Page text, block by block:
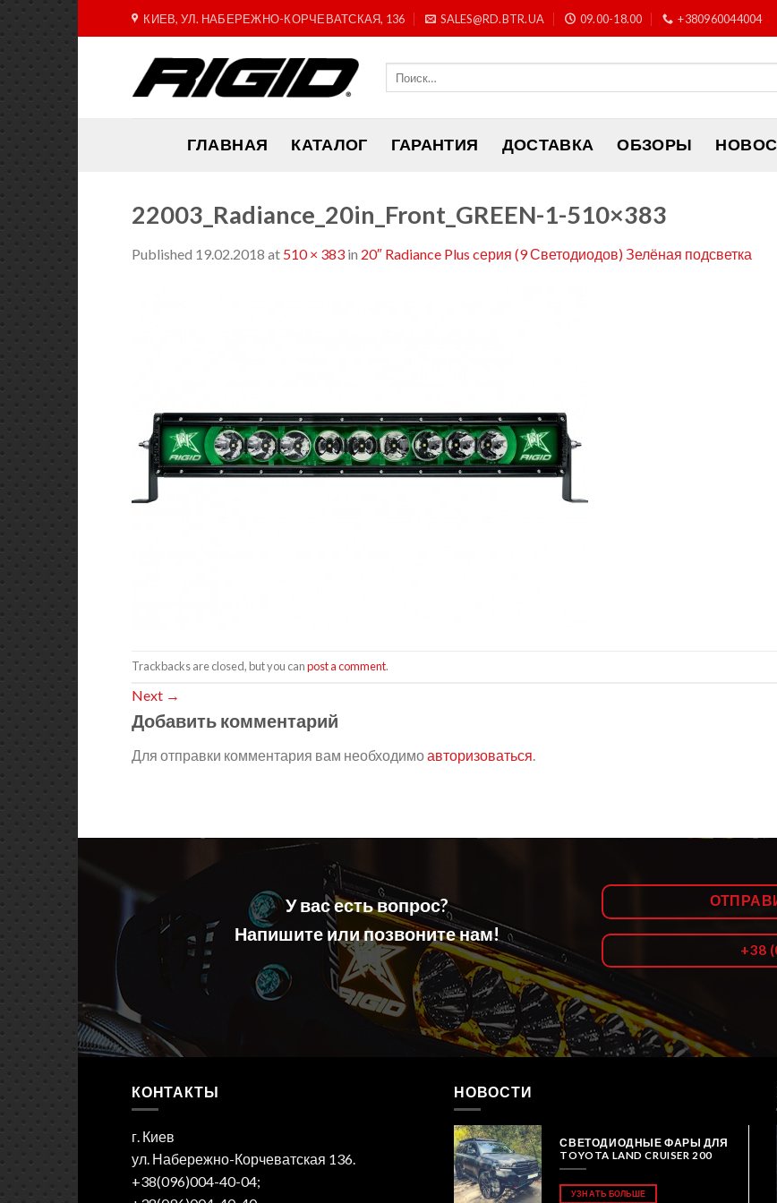
to
КИЕВ, УЛ. НАБЕРЕЖНО-КОРЧЕВАТСКАЯ, 136 SALES@RD.BTR.UA 09.00-18.00 +380960044004
ГЛАВНАЯ КАТАЛОГ ГАРАНТИЯ ДОСТАВКА ОБЗОРЫ
22003_Radiance_20in_Front_GREEN-1-510×383
Published 19.02.2018 at 510 × 383 in 20″ Radiance Plus cерия (9 Светодиодов) Зелёная подсветка
Trackbacks are closed, but you canpost a comment.
Next →
Добавить комментарий
Для отправки комментария вам необходимоавторизоваться
У вас есть вопрос?
Напишите или позвоните нам!
+38
КОНТАКТЫ
г. Киев
ул. Набережно-Корчеватская 136.
+38(096)004-40-04;
НОВОСТИ
СВЕТОДИОДНЫЕ ФАРЫ ДЛЯ
TOYOTA LAND CRUISER 200
УЗНАТЬ БОЛЬШЕ